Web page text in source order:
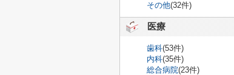
その他(32件)
医療
歯科(53件)
内科(35件)
総合病院(23件)